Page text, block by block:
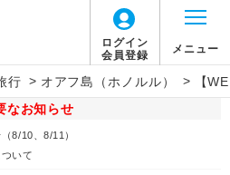
ログイン
会員登録
メニュー
行 > オアフ島（ホノルル） >
【
なお知らせ
8/10、8/11）
いて